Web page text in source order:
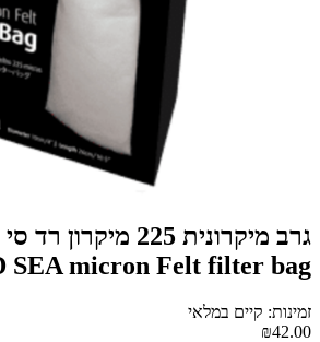
SEA micron Felt filter bag
זמינות: קיים במלאי
₪42.00